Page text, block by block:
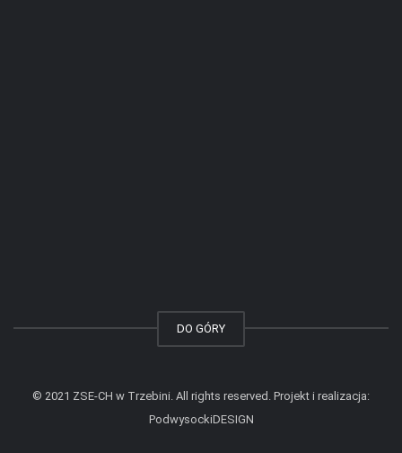
DO GÓRY
© 2021 ZSE-CH w Trzebini. All rights reserved. Projekt i realizacja:
PodwysockiDESIGN